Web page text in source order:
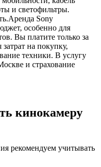
и светофильтры.
Sony
особенно для
Вы платите только за
на покупку,
техники. В услугу
и страхование
кинокамеру
рекомендуем учитывать